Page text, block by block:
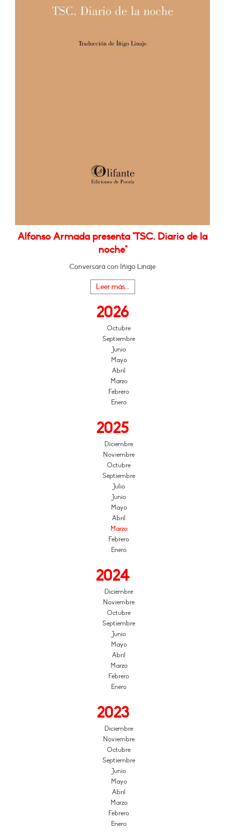
Alfonso Armada presenta "TSC. Diario de la
noche"
Conversará con Íñigo Linaje
Leer más...
2026
Octubre
Septiembre
Junio
Mayo
Abril
Marzo
Febrero
Enero
2025
Diciembre
Noviembre
Octubre
Septiembre
Julio
Junio
Mayo
Abril
Marzo
Febrero
Enero
2024
Diciembre
Noviembre
Octubre
Septiembre
Junio
Mayo
Abril
Marzo
Febrero
Enero
2023
Diciembre
Noviembre
Octubre
Septiembre
Junio
Mayo
Abril
Marzo
Febrero
Enero